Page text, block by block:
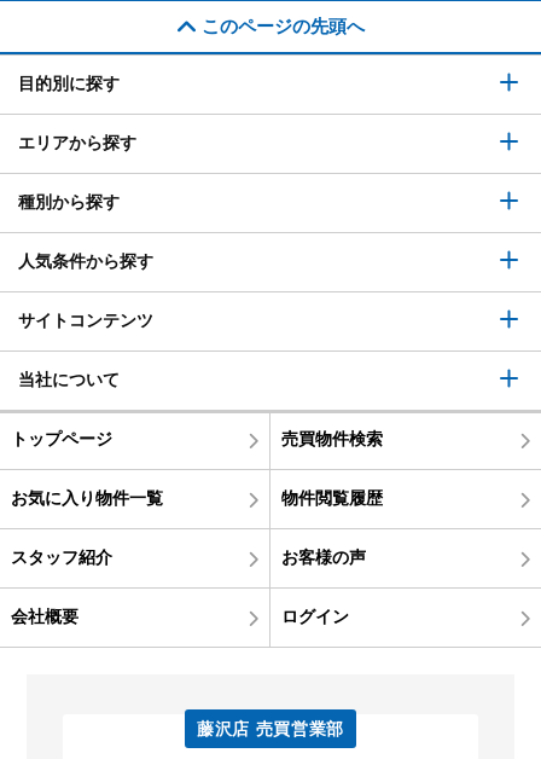
このページの先頭へ
目的別に探す
エリアから探す
種別から探す
人気条件から探す
サイトコンテンツ
当社について
トップページ 売買物件検索
お気に入り物件一覧 物件閲覧履歴
スタッフ紹介 お客様の声
会社概要 ログイン
藤沢店 売買営業部